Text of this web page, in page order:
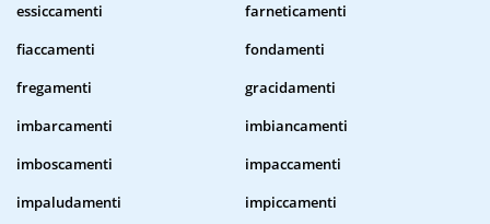
essiccamenti
farneticamenti
fiaccamenti
fondamenti
fregamenti
gracidamenti
imbarcamenti
imbiancamenti
imboscamenti
impaccamenti
impaludamenti
impiccamenti